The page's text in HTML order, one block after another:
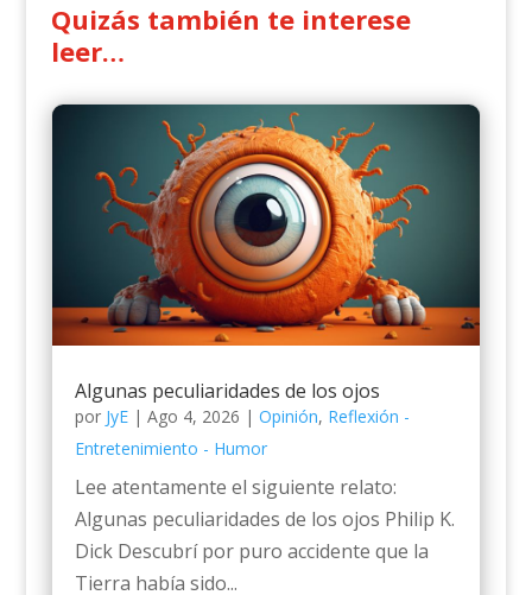
Quizás también te interese
leer…
Algunas peculiaridades de los ojos
por JyE| Ago 4, 2026 | Opinión, Reflexión -
Entretenimiento - Humor
Lee atentamente el siguiente relato:
Algunas peculiaridades de los ojos Philip K.
Dick Descubrí por puro accidente que la
Tierra había sido...